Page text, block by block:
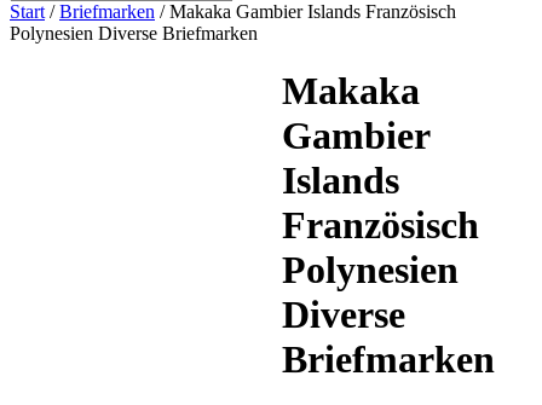
Start /Briefmarken / Makaka Gambier Islands Französisch
Polynesien Diverse Briefmarken
Makaka
Gambier
Islands
Französisch
Polynesien
Diverse
Briefmarken